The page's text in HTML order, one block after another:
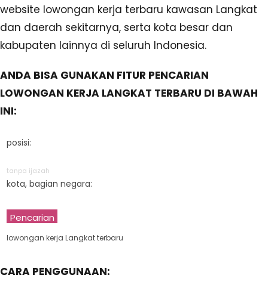
website lowongan kerja terbaru kawasan Langkat
dan daerah sekitarnya, serta kota besar dan
kabupaten lainnya di seluruh Indonesia.
ANDA BISA GUNAKAN FITUR PENCARIAN
LOWONGAN KERJA LANGKAT TERBARU DI BAWAH
INI:
posisi:
tanpa ijazah
kota, bagian negara:
Pencarian
lowongan kerja Langkat terbaru
CARA PENGGUNAAN: